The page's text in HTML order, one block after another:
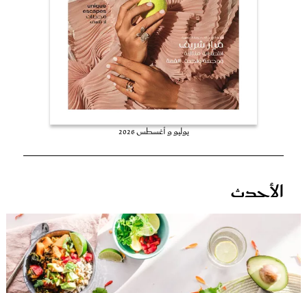
يوليو و أغسطس 2026
الأحدث
غلاف رفمي